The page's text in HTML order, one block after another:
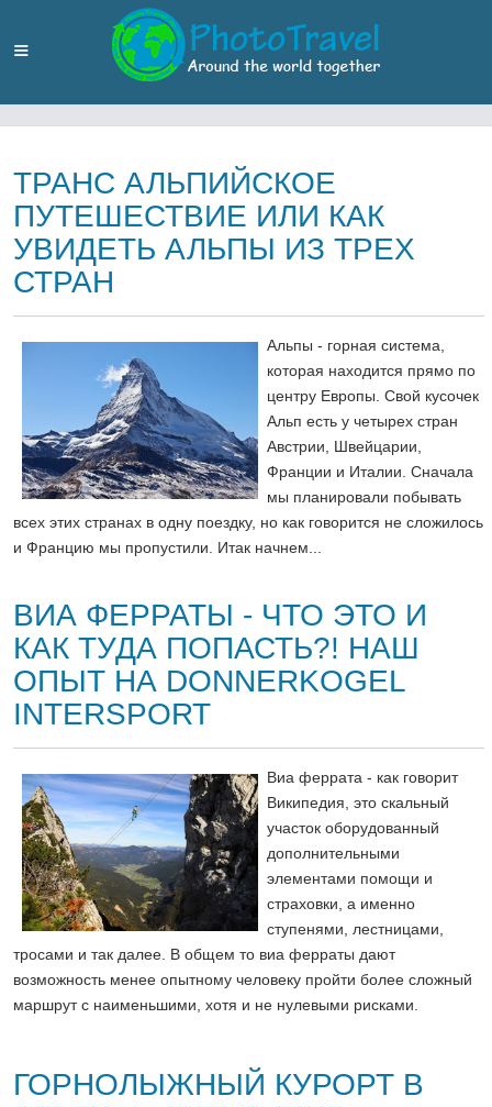
ТРАНС АЛЬПИЙСКОЕ
ПУТЕШЕСТВИЕ ИЛИ КАК
УВИДЕТЬ АЛЬПЫ ИЗ ТРЕХ
СТРАН
Альпы - горная система,
которая находится прямо по
центру Европы. Свой кусочек
Альп есть у четырех стран
Австрии, Швейцарии,
Франции и Италии. Сначала
мы планировали побывать
всех этих странах в одну поездку, но как говорится не сложилось
и Францию мы пропустили. Итак начнем...
ВИА ФЕРРАТЫ - ЧТО ЭТО И
КАК ТУДА ПОПАСТЬ?! НАШ
ОПЫТ НА DONNERKOGEL
INTERSPORT
Виа феррата - как говорит
Википедия, это скальный
участок оборудованный
дополнительными
элементами помощи и
страховки, а именно
ступенями, лестницами,
тросами и так далее. В общем то виа ферраты дают
возможность менее опытному человеку пройти более сложный
маршрут с наименьшими, хотя и не нулевыми рисками.
ГОРНОЛЫЖНЫЙ КУРОРТ В